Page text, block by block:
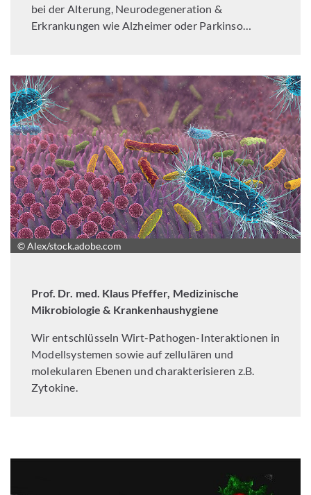
bei der Alterung, Neurodegeneration &
Erkrankungen wie Alzheimer oder Parkinso…
© Alex/stock.adobe.com
Prof. Dr. med. Klaus Pfeffer, Medizinische
Mikrobiologie & Krankenhaushygiene
Wir entschlüsseln Wirt-Pathogen-Interaktionen in
Modellsystemen sowie auf zellulären und
molekularen Ebenen und charakterisieren z.B.
Zytokine.